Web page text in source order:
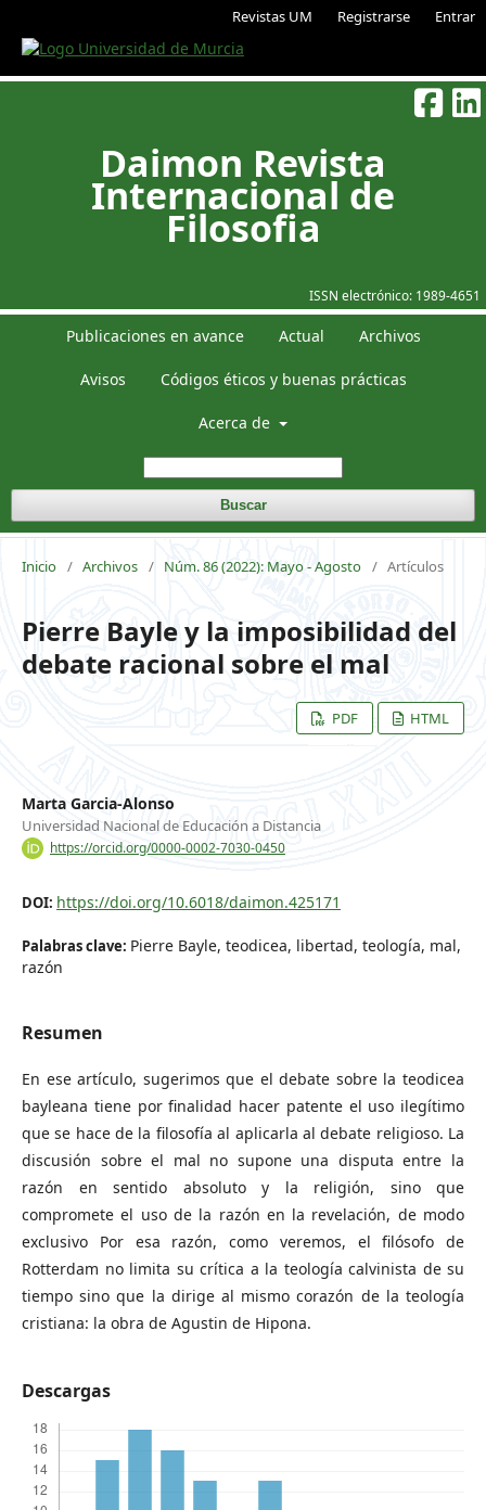
Revistas UM Registrarse Entrar
ISSN electrónico: 1989-4651
Daimon Revista
Internacional de
Filosofia
Publicaciones en avance Actual Archivos
Avisos Códigos éticos y buenas prácticas
Acerca de
Buscar
Inicio / Archivos / Núm. 86 (2022): Mayo - Agosto / Artículos
Pierre Bayle y la imposibilidad del
debate racional sobre el mal
PDF HTML
Marta Garcia-Alonso
Universidad Nacional de Educación a Distancia
https://orcid.org/0000-0002-7030-0450
DOI: https://doi.org/10.6018/daimon.425171
Palabras clave: Pierre Bayle, teodicea, libertad, teología, mal,
razón
Resumen
En ese artículo, sugerimos que el debate sobre la teodicea
bayleana tiene por finalidad hacer patente el uso ilegítimo
que se hace de la filosofía al aplicarla al debate religioso. La
discusión sobre el mal no supone una disputa entre la
razón en sentido absoluto y la religión, sino que
compromete el uso de la razón en la revelación, de modo
exclusivo Por esa razón, como veremos, el filósofo de
Rotterdam no limita su crítica a la teología calvinista de su
tiempo sino que la dirige al mismo corazón de la teología
cristiana: la obra de Agustin de Hipona.
Descargas